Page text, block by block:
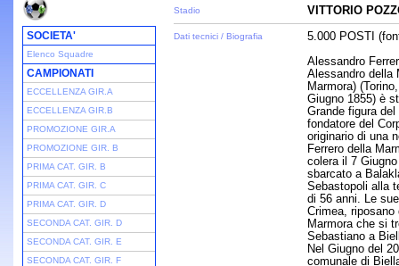
SOCIETA'
Elenco Squadre
CAMPIONATI
ECCELLENZA GIR.A
ECCELLENZA GIR.B
PROMOZIONE GIR.A
PROMOZIONE GIR. B
PRIMA CAT. GIR. B
PRIMA CAT. GIR. C
PRIMA CAT. GIR. D
SECONDA CAT. GIR. D
SECONDA CAT. GIR. E
SECONDA CAT. GIR. F
Stadio VITTORIO
Dati tecnici / Biografia
5.000 POSTI
Alessandro
Alessandro della
Marmora)
Giugno 1855) è
Grande figura
fondatore del
originario di una
Ferrero della
colera il 7
sbarcato a
Sebastopoli alla
di 56 anni. Le
Crimea, riposano
Marmora che si
Sebastiano a
Nel Giugno del
comunale di